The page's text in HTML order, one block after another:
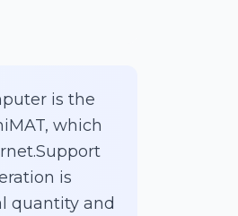
is the
which
is
quantity and